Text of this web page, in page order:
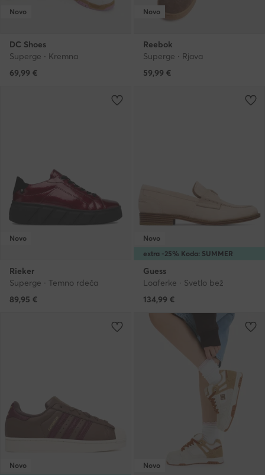
Novo
DC Shoes
Superge · Kremna
69,99 €
Novo
Reebok
Superge · Rjava
59,99 €
Novo
Rieker
Superge · Temno rdeča
89,95 €
extra -25% Koda: SUMMER
Novo
Guess
Loaferke · Svetlo bež
134,99 €
Novo Novo